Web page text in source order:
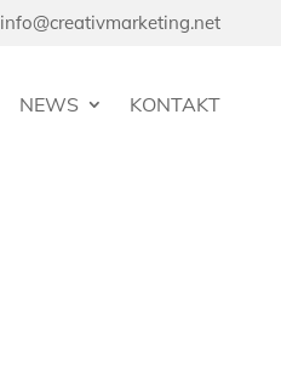
info@creativmarketing.net
NEWS KONTAKT